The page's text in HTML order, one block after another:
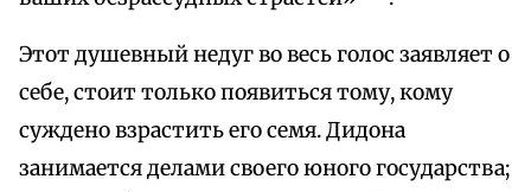
Этот душевный недуг во весь голос заявляет о
себе, стоит только появиться тому, кому
суждено взрастить его семя. Дидона
занимается делами своего юного государства;